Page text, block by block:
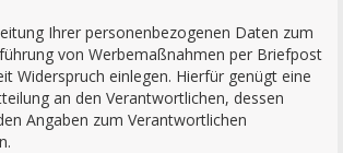
Ihrer personenbezogenen Daten zum
von Werbemaßnahmen per Briefpost
Widerspruch einlegen. Hierfür genügt eine
an den Verantwortlichen, dessen
Angaben zum Verantwortlichen